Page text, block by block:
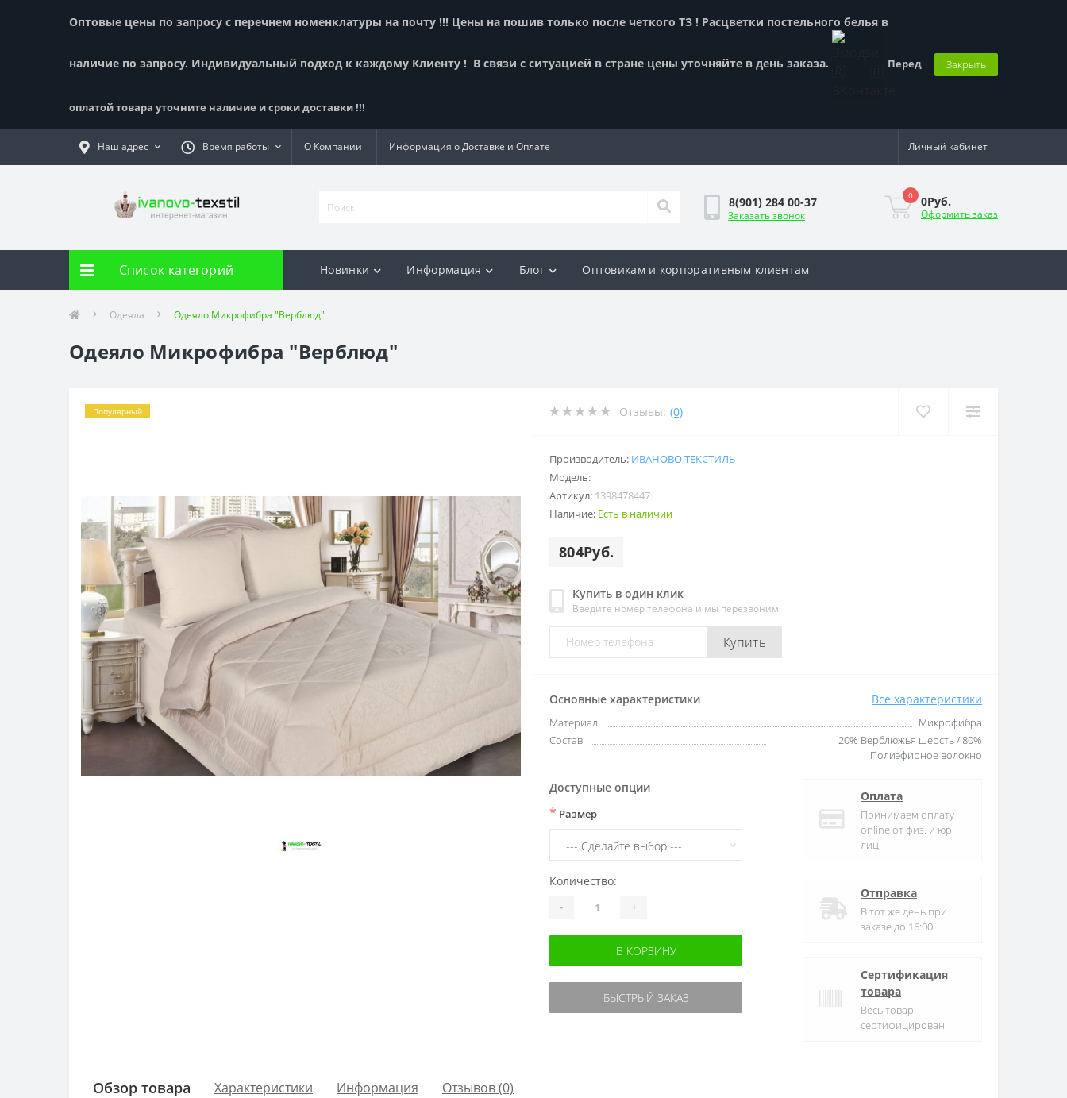
Оптовые цены по запросу с перечнем номенклатуры на почту !!! Цены на пошив только после четкого ТЗ ! Расцветки постельного белья в
наличие по запросу. Индивидуальный подход к каждому Клиенту ! В связи с ситуацией в стране цены уточняйте в день заказа. Перед
оплатой товара уточните наличие и сроки доставки !!!
Закрыть
Наш адрес Время работы О Компании Информация о Доставке и Оплате Личный кабинет
8(901) 284 00-37
Заказать звонок
0 0Руб.
Оформить заказ
Список категорий Новинки Информация Блог Оптовикам и корпоративным клиентам
Одеяла Одеяло Микрофибра "Верблюд"
Одеяло Микрофибра "Верблюд"
Популярный Отзывы: (0)
Производитель: ИВАНОВО-ТЕКСТИЛЬ
Модель:
Артикул: 1398478447
Наличие: Есть в наличии
804Руб.
Купить в один клик
Введите номер телефона и мы перезвоним
Купить
Основные характеристики Все характеристики
Материал:
Микрофибра
Состав:
20% Верблюжья шерсть / 80%
Полиэфирное волокно
Доступные опции
* Размер
Количество:
- +
В КОРЗИНУ
БЫСТРЫЙ ЗАКАЗ
Оплата
Принимаем оплату
online от физ. и юр.
лиц
Отправка
В тот же день при
заказе до 16:00
Сертификация
товара
Весь товар
сертифицирован
Обзор товара Характеристики Информация Отзывов (0)